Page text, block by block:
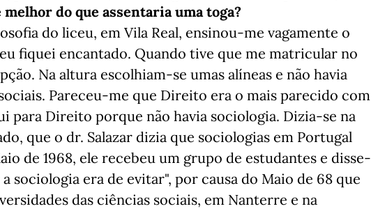
do que assentaria uma toga?
do liceu, em Vila Real, ensinou-me vagamente o
fiquei encantado. Quando tive que me matricular no
Na altura escolhiam-se umas alíneas e não havia
Pareceu-me que Direito era o mais parecido com
para Direito porque não havia sociologia. Dizia-se na
que o dr. Salazar dizia que sociologias em Portugal
de 1968, ele recebeu um grupo de estudantes e disse-
sociologia era de evitar", por causa do Maio de 68 que
das ciências sociais, em Nanterre e na